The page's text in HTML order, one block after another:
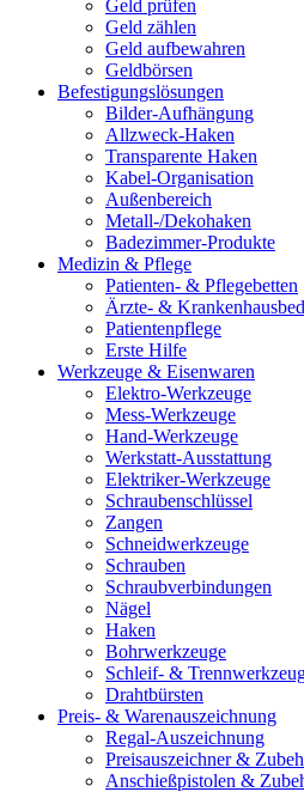
Geld prüfen
Geld zählen
Geld aufbewahren
Geldbörsen
Befestigungslösungen
Bilder-Aufhängung
Allzweck-Haken
Transparente Haken
Kabel-Organisation
Außenbereich
Metall-/Dekohaken
Badezimmer-Produkte
Medizin & Pflege
Patienten- & Pflegebetten
Ärzte- &
Patientenpflege
Erste Hilfe
Werkzeuge & Eisenwaren
Elektro-Werkzeuge
Mess-Werkzeuge
Hand-Werkzeuge
Werkstatt-Ausstattung
Elektriker-Werkzeuge
Schraubenschlüssel
Zangen
Schneidwerkzeuge
Schrauben
Schraubverbindungen
Nägel
Haken
Bohrwerkzeuge
Schleif- &
Drahtbürsten
Preis- & Warenauszeichnung
Regal-Auszeichnung
Preisauszeichner &
Anschießpistolen &